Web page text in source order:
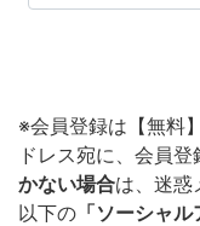
※会員登録は【無料
ドレス宛に、会員
かない場合は、迷惑
以下の 「ソーシャ